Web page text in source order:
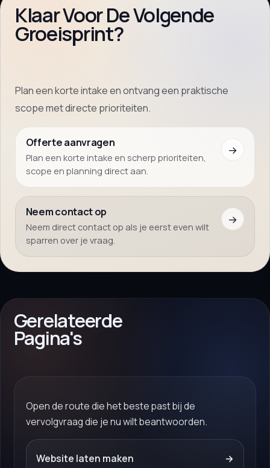
Klaar Voor De Volgende
Groeisprint?
Plan een korte intake en ontvang een praktische
scope met directe prioriteiten.
Offerte aanvragen
Plan een korte intake en scherp prioriteiten,
scope en planning direct aan.
→
Neem contact op
Neem direct contact op als je eerst even wilt
sparren over je vraag.
→
Gerelateerde
Pagina's
Open de route die het beste past bij de
vervolgvraag die je nu wilt beantwoorden.
Website laten maken →